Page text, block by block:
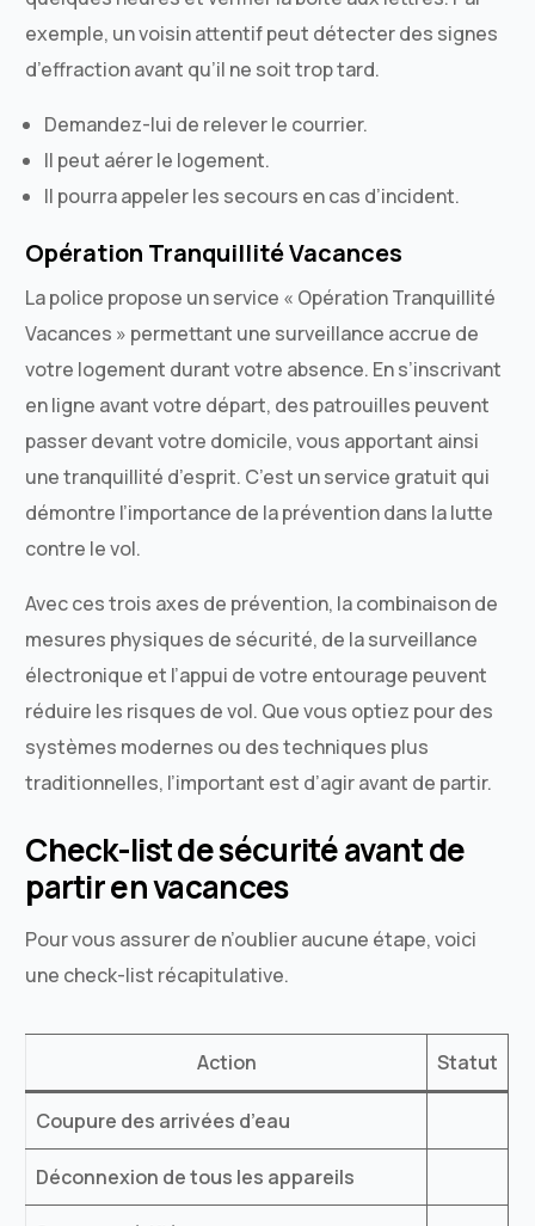
exemple, un voisin attentif peut détecter des signes
d’effraction avant qu’il ne soit trop tard.
Demandez-lui de relever le courrier.
Il peut aérer le logement.
Il pourra appeler les secours en cas d’incident.
Opération Tranquillité Vacances
La police propose un service « Opération Tranquillité
Vacances » permettant une surveillance accrue de
votre logement durant votre absence. En s’inscrivant
en ligne avant votre départ, des patrouilles peuvent
passer devant votre domicile, vous apportant ainsi
une tranquillité d’esprit. C’est un service gratuit qui
démontre l’importance de la prévention dans la lutte
contre le vol.
Avec ces trois axes de prévention, la combinaison de
mesures physiques de sécurité, de la surveillance
électronique et l’appui de votre entourage peuvent
réduire les risques de vol. Que vous optiez pour des
systèmes modernes ou des techniques plus
traditionnelles, l’important est d’agir avant de partir.
Check-list de sécurité avant de
partir en vacances
Pour vous assurer de n’oublier aucune étape, voici
une check-list récapitulative.
Action Statut
Coupure des arrivées d’eau
Déconnexion de tous les appareils